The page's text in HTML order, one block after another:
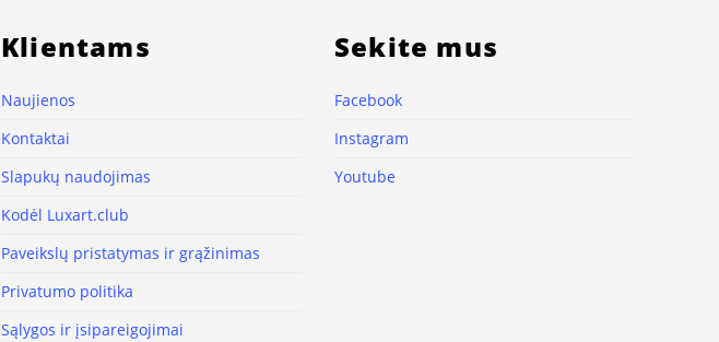
Klientams
Naujienos
Kontaktai
Slapukų naudojimas
Kodėl Luxart.club
Paveikslų pristatymas ir grąžinimas
Privatumo politika
Sąlygos ir įsipareigojimai
Sekite mus
Facebook
Instagram
Youtube